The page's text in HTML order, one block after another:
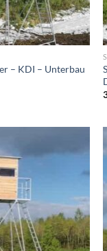
– KDI – Unterbau